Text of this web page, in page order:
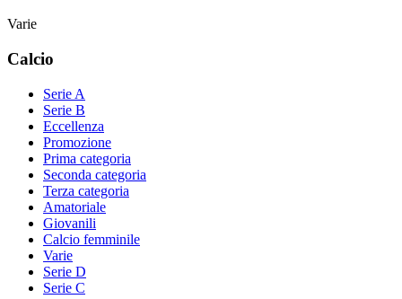
Varie
Calcio
Serie A
Serie B
Eccellenza
Promozione
Prima categoria
Seconda categoria
Terza categoria
Amatoriale
Giovanili
Calcio femminile
Varie
Serie D
Serie C